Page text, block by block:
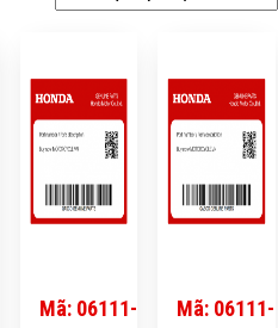
Mã: 06111-
Mã: 06111-